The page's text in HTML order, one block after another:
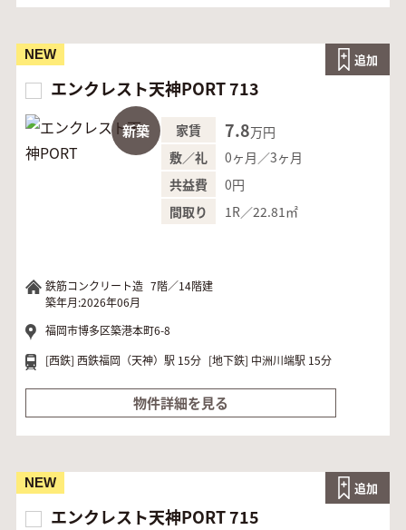
エンクレスト天神PORT 713
NEW
新築
追加
家賃 7.8万円
敷／礼
0ヶ月／3ヶ月
共益費
0円
間取り
1R／22.81㎡
鉄筋コンクリート造 7階／14階建
築年月:2026年06月
福岡市博多区築港本町6-8
[西鉄] 西鉄福岡（天神）駅 15分 [地下鉄] 中洲川端駅 15分
物件詳細を見る
エンクレスト天神PORT 715
NEW 追加